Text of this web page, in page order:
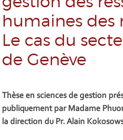
humaines des
Le cas du
de Genève
Thèse en sciences de gestion
publiquement par Madame
la direction du Pr. Alain